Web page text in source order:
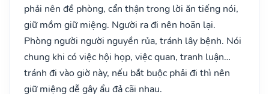
phải nên đề phòng, cẩn thận trong lời ăn tiếng nói,
giữ mồm giữ miệng. Người ra đi nên hoãn lại.
Phòng người người nguyền rủa, tránh lây bệnh. Nói
chung khi có việc hội họp, việc quan, tranh luận…
tránh đi vào giờ này, nếu bắt buộc phải đi thì nên
giữ miệng dễ gây ẩu đả cãi nhau.